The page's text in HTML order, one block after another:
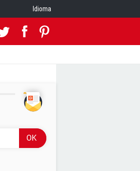
Idioma